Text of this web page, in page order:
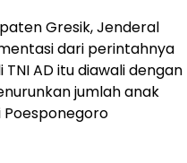
Gresik, Jenderal
dari perintahnya
AD itu diawali dengan
jumlah anak
Poesponegoro